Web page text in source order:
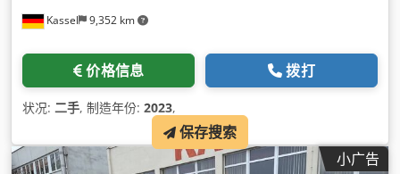
Kassel 9,352 km
价格信息 拨打
状况: 二手, 制造年份: 2023,
小广告
保存搜索